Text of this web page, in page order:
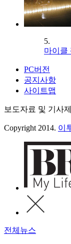
5.
마이클
PC버전
공지사항
사이트맵
보도자료 및 기사
Copyright 2014. 이
전체뉴스